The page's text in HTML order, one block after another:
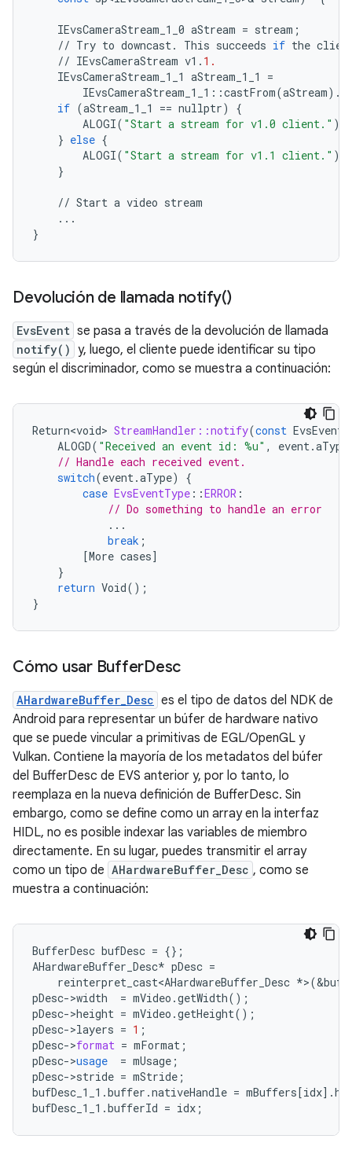
IEvsCameraStream_1_0 aStream = stream ;
// Try to downcast . This succeeds if the
// IEvsCameraStream v1 . 1.
IEvsCameraStream_1_1 aStream_1_1
=
IEvsCameraStream_1_1 ::castFrom(aStream) .
if (aStream_1_1 == nullptr)
{
ALOGI( "Start a stream for v1.0 client." );
} else {
ALOGI( "Start a stream for v1.1 client." );
}
// Start a video stream
...
}
Devolución de llamada notify()
EvsEvent se pasa a través de la devolución de llamada
notify() y, luego, el cliente puede identificar su tipo
según el discriminador, como se muestra a continuación:
Return<void> StreamHandler::notify(const EvsEvent
ALOGD( "Received an event id: %u" , event .aType
// Handle each received event.
switch(event .aType)
{
case EvsEventType ::ERROR :
// Do something to handle an error
...
break ;
[More cases]
}
return Void();
}
Cómo usar BufferDesc
AHardwareBuffer_Desc es el tipo de datos del NDK de
Android para representar un búfer de hardware nativo
que se puede vincular a primitivas de EGL/OpenGL y
Vulkan. Contiene la mayoría de los metadatos del búfer
del BufferDesc de EVS anterior y, por lo tanto, lo
reemplaza en la nueva definición de BufferDesc. Sin
embargo, como se define como un array en la interfaz
HIDL, no es posible indexar las variables de miembro
directamente. En su lugar, puedes transmitir el array
como un tipo de AHardwareBuffer_Desc , como se
muestra a continuación:
BufferDesc bufDesc = {} ;
AHardwareBuffer_Desc* pDesc =
reinterpret_cast<AHardwareBuffer_Desc *>(&
pDesc->width = mVideo .getWidth();
pDesc->height = mVideo .getHeight();
pDesc->layers = 1 ;
pDesc->format = mFormat ;
pDesc->usage = mUsage ;
pDesc->stride = mStride ;
bufDesc_1_1 .buffer .nativeHandle = mBuffers[idx] .
bufDesc_1_1 .bufferId = idx ;